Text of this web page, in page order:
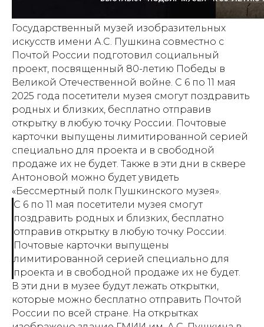
Государственный музей изобразительных
искусств имени А.С. Пушкина совместно с
Почтой России подготовил социальный
проект, посвященный 80-летию Победы в
Великой Отечественной войне. С 6 по 11 мая
2025 года посетители музея смогут поздравить
родных и близких, бесплатно отправив
открытку в любую точку России. Почтовые
карточки выпущены лимитированной серией
специально для проекта и в свободной
продаже их не будет. Также в эти дни в сквере
Антоновой можно будет увидеть
«Бессмертный полк Пушкинского музея».
С 6 по 11 мая посетители музея смогут
поздравить родных и близких, бесплатно
отправив открытку в любую точку России.
Почтовые карточки выпущены
лимитированной серией специально для
проекта и в свободной продаже их не будет.
В эти дни в музее будут лежать открытки,
которые можно бесплатно отправить Почтой
России по всей стране. На открытках